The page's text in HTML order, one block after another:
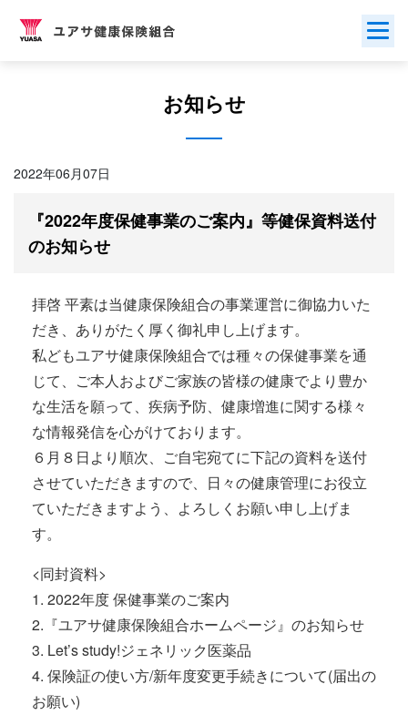
お知らせ
2022年06月07日
『2022年度保健事業のご案内』等健保資料送付
のお知らせ
拝啓 平素は当健康保険組合の事業運営に御協力いた
だき、ありがたく厚く御礼申し上げます。
私どもユアサ健康保険組合では種々の保健事業を通
じて、ご本人およびご家族の皆様の健康でより豊か
な生活を願って、疾病予防、健康増進に関する様々
な情報発信を心がけております。
６月８日より順次、ご自宅宛てに下記の資料を送付
させていただきますので、日々の健康管理にお役立
ていただきますよう、よろしくお願い申し上げま
す。
<同封資料>
1. 2022年度 保健事業のご案内
2.『ユアサ健康保険組合ホームページ』のお知らせ
3. Let’s study!ジェネリック医薬品
4. 保険証の使い方/新年度変更手続きについて(届出の
お願い)